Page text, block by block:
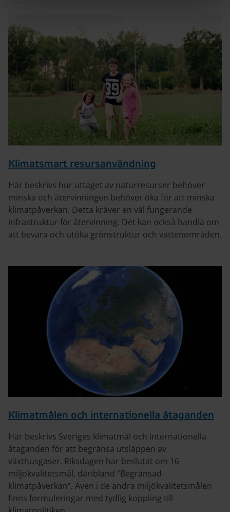
Klimatsmart resursanvändning
Här beskrivs hur uttaget av naturresurser behöver
minska och återvinningen behöver öka för att minska
klimatpåverkan. Detta kräver en väl fungerande
infrastruktur för återvinning. Det kan också handla om
att bevara och utöka grönstruktur och vattenområden.
Klimatmålen och internationella åtaganden
Här beskrivs Sveriges klimatmål och internationella
åtaganden för att begränsa utsläppen av
växthusgaser. Riksdagen har beslutat om 16
miljökvalitetsmål, däribland ”Begränsad
klimatpåverkan”. Även i de andra miljökvalitetsmålen
finns formuleringar med tydlig koppling till